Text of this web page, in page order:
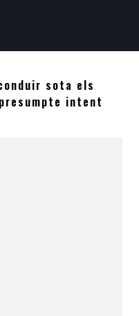
sota els
intent